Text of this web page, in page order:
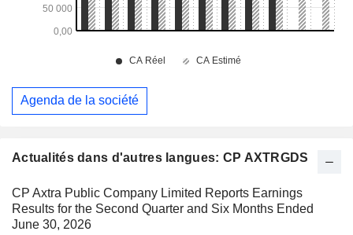
Actualités dans d'autres langues: CP AXTRGDS
CP Axtra Public Company Limited Reports Earnings
Results for the Second Quarter and Six Months Ended
June 30, 2026
Agenda de la société